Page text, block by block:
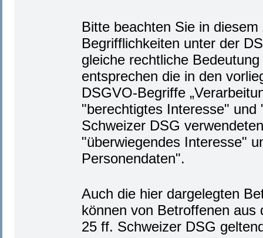
Bitte beachten Sie in
Begrifflichkeiten unter der
gleiche rechtliche
entsprechen die in den
DSGVO-Begriffe
"berechtigtes Interesse"
Schweizer DSG
"überwiegendes Interesse"
Personendaten".
Auch die hier dargelegten
können von Betroffenen aus
25 ff. Schweizer DSG